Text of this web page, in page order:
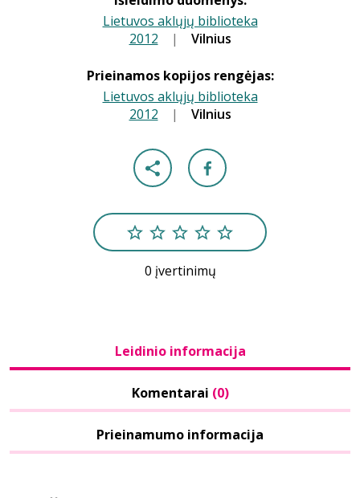
Lietuvos aklųjų biblioteka
2012 | Vilnius
Prieinamos kopijos rengėjas:
Lietuvos aklųjų biblioteka
2012 | Vilnius
0 įvertinimų
Leidinio informacija
Komentarai (0)
Prieinamumo informacija